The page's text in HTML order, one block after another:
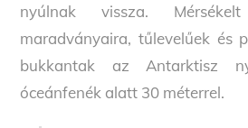
nyúlnak vissza.
maradványaira, tűlevelűek és
bukkantak az Antarktisz
óceánfenék alatt 30 méterrel.